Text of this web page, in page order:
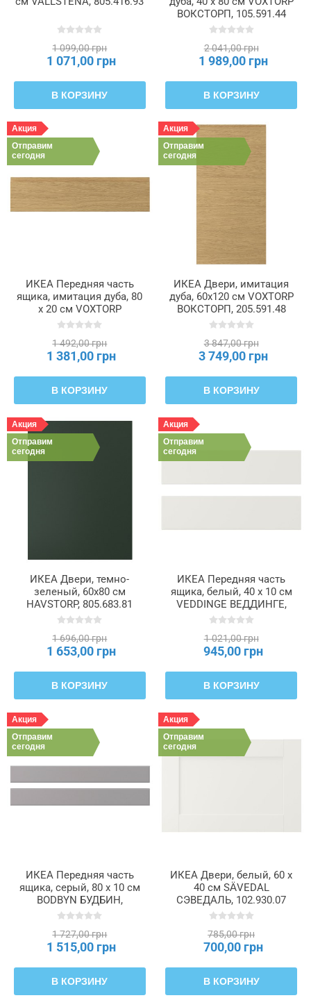
1 099,00 грн
1 071,00 грн
В КОРЗИНУ
ВОКСТОРП, 105.591.44
2 041,00 грн
1 989,00 грн
В КОРЗИНУ
Акция
Отправим
сегодня
ИКЕА Передняя часть
ящика, имитация дуба, 80
x 20 см VOXTORP
ВОКСТОРП, 305.591.62
1 492,00 грн
1 381,00 грн
В КОРЗИНУ
Акция
Отправим
сегодня
ИКЕА Двери, имитация
дуба, 60x120 см VOXTORP
ВОКСТОРП, 205.591.48
3 847,00 грн
3 749,00 грн
В КОРЗИНУ
Акция
Отправим
сегодня
ИКЕА Двери, темно-
зеленый, 60x80 см
HAVSTORP, 805.683.81
1 696,00 грн
1 653,00 грн
В КОРЗИНУ
Акция
Отправим
сегодня
ИКЕА Передняя часть
ящика, белый, 40 x 10 см
VEDDINGE ВЕДДИНГЕ,
502.054.38
1 021,00 грн
945,00 грн
В КОРЗИНУ
Акция
Отправим
сегодня
ИКЕА Передняя часть
ящика, серый, 80 х 10 см
BODBYN БУДБИН,
602.210.51
1 727,00 грн
1 515,00 грн
В КОРЗИНУ
Акция
Отправим
сегодня
ИКЕА Двери, белый, 60 x
40 см SÄVEDAL
СЭВЕДАЛЬ, 102.930.07
785,00 грн
700,00 грн
В КОРЗИНУ